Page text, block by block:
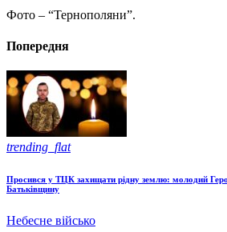
Фото – “Тернополяни”.
Попередня
trending_flat
Просився у ТЦК захищати рідну землю: молодий
Батьківщину
Небесне військо